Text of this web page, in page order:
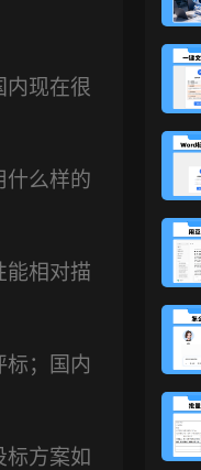
内现在很
什么样的
能相对描
标；国内
标方案如